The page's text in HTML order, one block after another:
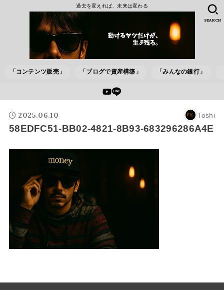
過去を変えれば、未来は変わる
「コンテンツ販売」 「ブログで資産構築」 「みんなの銀行」
SEARCH
2025.06.10 Toshi
58EDFC51-BB02-4821-8B93-683296286A4E